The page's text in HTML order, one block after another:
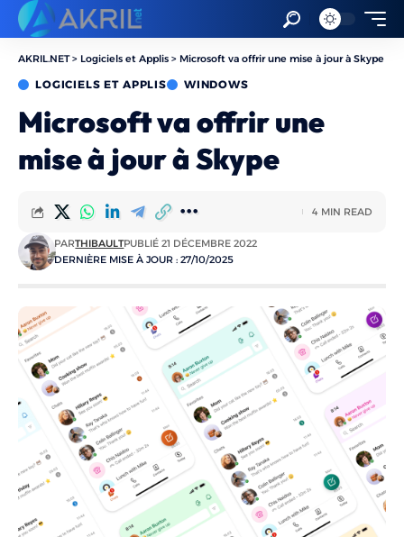
AKRIL.NET> Logiciels et Applis > Microsoft va offrir une mise à jour à Skype
LOGICIELS ET APPLIS WINDOWS
Microsoft va offrir une
mise à jour à Skype
DERNIÈRE MISE À JOUR : 27/10/2025
PARTHIBAULTPUBLIÉ 21 DÉCEMBRE 2022
4 MIN READ